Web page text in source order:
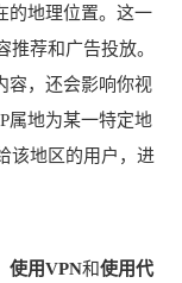
的地理位置。这一
荐和广告投放。
容，还会影响你视
属地为某一特定地
该地区的用户，进
使用VPN和使用代